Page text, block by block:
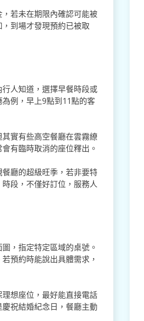
若未在期限內確認可能被
到場才發現預約已被取
人知道，選擇早餐時段或
例，早上9點到11點的客
實有些高空餐廳在雲霧繚
有臨時取消的座位釋出。
廳的超級旺季，若非要特
段，不僅好訂位，服務人
，指定特定區域的桌號。
預約時能說出具體需求，
想座位，最好能直接電話
祝結婚紀念日，餐廳主動